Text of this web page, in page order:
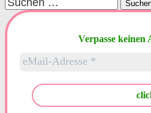
nach:
Verpasse keinen